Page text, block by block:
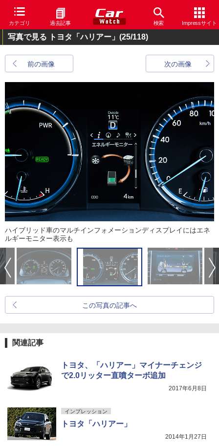
カテゴリ 過去記事 検索 Impressサイト
写真で見る トヨタ「ハリアー」 (25/118)
前の画像 次の画像
ハイブリッド車のマルチインフォメーションディスプレイにはエネ
ルギーモニター表示も
この写真の記事へ
関連記事
トヨタ、「ハリアー」マイナーチェンジ
で2.0リッター直噴ターボ追加
2017年6月8日
インプレッション
トヨタ「ハリアー」
2014年1月27日